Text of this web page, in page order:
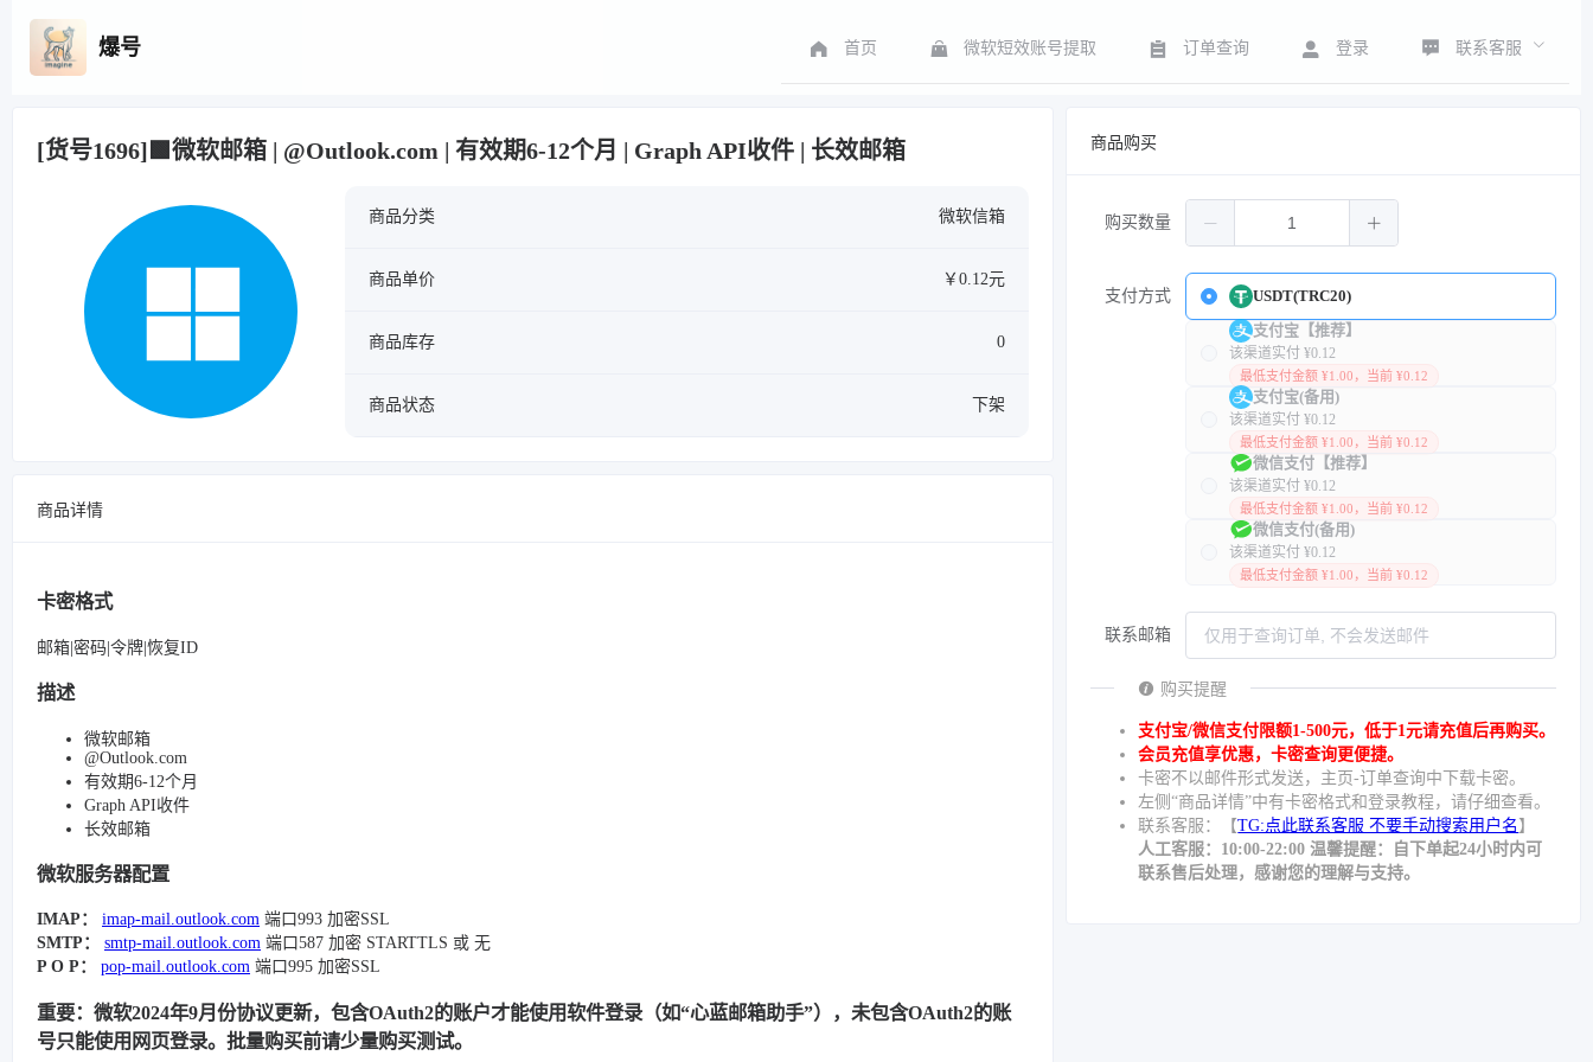
爆号 首页 微软短效账号提取 订单查询 登录 联系客服
[货号1696]🟩微软邮箱 | @Outlook.com | 有效期6-12个月 | Graph API收件 | 长效邮箱
商品分类 微软信箱
商品单价 ￥0.12元
商品库存 0
商品状态 下架
商品详情
卡密格式
邮箱|密码|令牌|恢复ID
描述
微软邮箱
@Outlook.com
有效期6-12个月
Graph API收件
长效邮箱
微软服务器配置
IMAP： imap-mail.outlook.com 端口993 加密SSL
SMTP：
smtp-mail.outlook.com 端口587 加密 STARTTLS 或 无
P O P：
pop-mail.outlook.com 端口995 加密SSL
重要：微软2024年9月份协议更新，包含OAuth2的账户才能使用软件登录（如“心蓝邮箱助手”），未包含OAuth2的账
号只能使用网页登录。批量购买前请少量购买测试。
商品购买
购买数量
支付方式
USDT(TRC20)
支付宝【推荐】
该渠道实付 ¥0.12
最低支付金额 ¥1.00，当前 ¥0.12
支付宝(备用)
该渠道实付 ¥0.12
最低支付金额 ¥1.00，当前 ¥0.12
微信支付【推荐】
该渠道实付 ¥0.12
最低支付金额 ¥1.00，当前 ¥0.12
微信支付(备用)
该渠道实付 ¥0.12
最低支付金额 ¥1.00，当前 ¥0.12
联系邮箱
购买提醒
支付宝/微信支付限额1-500元，低于1元请充值后再购买。
会员充值享优惠，卡密查询更便捷。
卡密不以邮件形式发送，主页-订单查询中下载卡密。
左侧“商品详情”中有卡密格式和登录教程，请仔细查看。
联系客服：【TG:点此联系客服 不要手动搜索用户名 】
人工客服：10:00-22:00 温馨提醒：自下单起24小时内可
联系售后处理，感谢您的理解与支持。